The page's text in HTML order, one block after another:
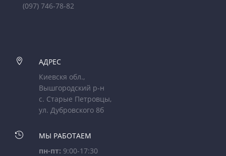
(097) 746-78-82

АДРЕС
Киевскя обл.,
Вышгородский р-н
с. Старые Петровцы,
ул. Дубровского 8б

МЫ РАБОТАЕМ
пн-пт: 9:00-17:30